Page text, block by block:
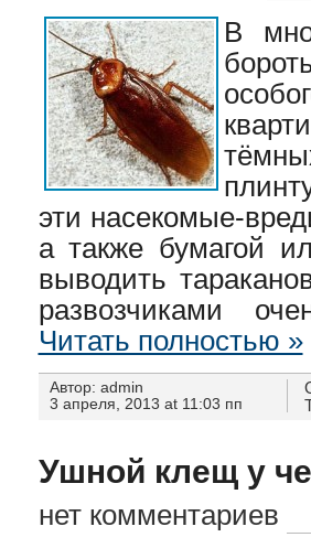
В
эти насекомые-
а также бумагой
выводить
развозчиками
Читать полностью »
Автор: admin
3 апреля, 2013 at 11:03 пп
Ушной клещ у
нет комментариев